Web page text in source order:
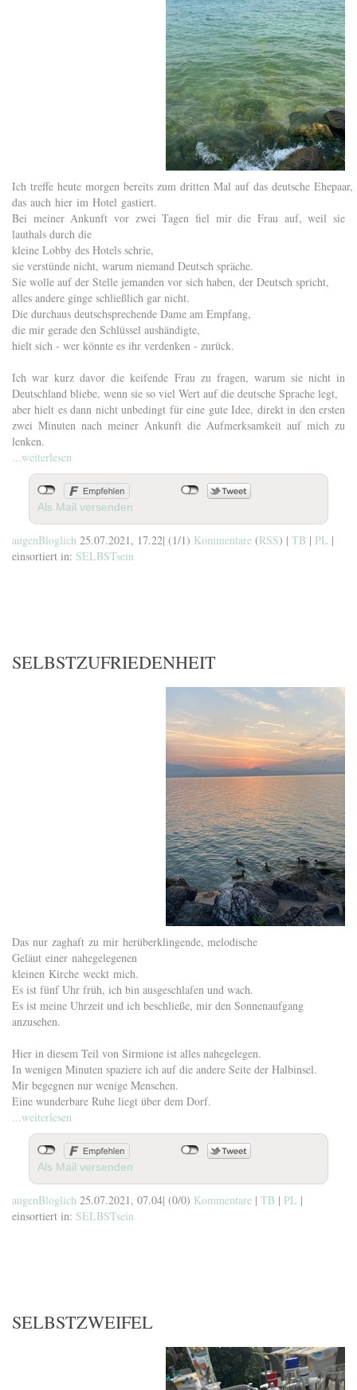
Ich treffe heute morgen bereits zum dritten Mal auf das deutsche Ehepaar,
das auch hier im Hotel gastiert.
Bei meiner Ankunft vor zwei Tagen fiel mir die Frau auf, weil sie
lauthals durch die
kleine Lobby des Hotels schrie,
sie verstünde nicht, warum niemand Deutsch spräche.
Sie wolle auf der Stelle jemanden vor sich haben, der Deutsch spricht,
alles andere ginge schließlich gar nicht.
Die durchaus deutschsprechende Dame am Empfang,
die mir gerade den Schlüssel aushändigte,
hielt sich - wer könnte es ihr verdenken - zurück.
Ich war kurz davor die keifende Frau zu fragen, warum sie nicht in
Deutschland bliebe, wenn sie so viel Wert auf die deutsche Sprache legt,
aber hielt es dann nicht unbedingt für eine gute Idee, direkt in den ersten
zwei Minuten nach meiner Ankunft die Aufmerksamkeit auf mich zu
lenken.
...weiterlesen
Als Mail versenden
augenBloglich 25.07.2021, 17.22| (1/1) Kommentare (RSS) | TB | PL |
einsortiert in: SELBSTsein
SELBSTZUFRIEDENHEIT
Das nur zaghaft zu mir herüberklingende, melodische
Geläut einer nahegelegenen
kleinen Kirche weckt mich.
Es ist fünf Uhr früh, ich bin ausgeschlafen und wach.
Es ist meine Uhrzeit und ich beschließe, mir den Sonnenaufgang
anzusehen.
Hier in diesem Teil von Sirmione ist alles nahegelegen.
In wenigen Minuten spaziere ich auf die andere Seite der Halbinsel.
Mir begegnen nur wenige Menschen.
Eine wunderbare Ruhe liegt über dem Dorf.
...weiterlesen
Als Mail versenden
augenBloglich 25.07.2021, 07.04| (0/0) Kommentare | TB | PL |
einsortiert in: SELBSTsein
SELBSTZWEIFEL